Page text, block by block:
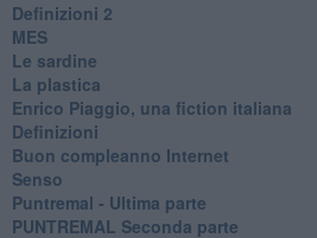
​Definizioni 2
MES
Le sardine
La plastica
​Enrico Piaggio, una fiction italiana
Definizioni
​Buon compleanno Internet
Senso
Puntremal - Ultima parte
PUNTREMAL Seconda parte